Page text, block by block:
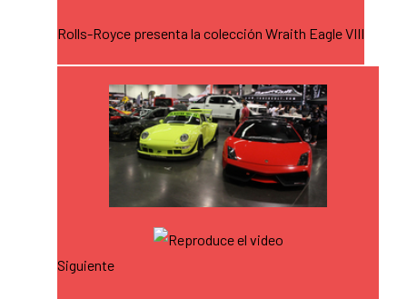
Rolls-Royce presenta la colección Wraith Eagle VIII
Siguiente